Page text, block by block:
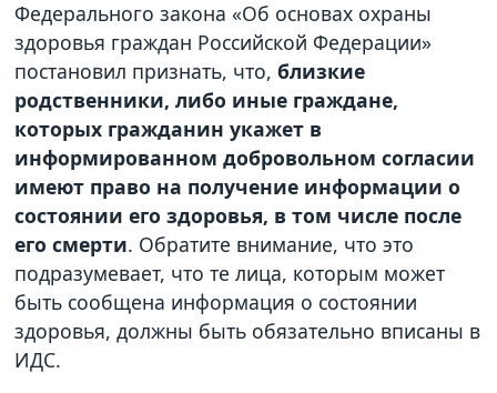
Федерального закона «Об основах охраны
здоровья граждан Российской Федерации»
постановил признать, что,близкие
родственники, либо иные граждане,
которых гражданин укажет в
информированном добровольном согласии
имеют право на получение информации о
состоянии его здоровья, в том числе после
его смерти. Обратите внимание, что это
подразумевает, что те лица, которым может
быть сообщена информация о состоянии
здоровья, должны быть обязательно вписаны в
ИДС.